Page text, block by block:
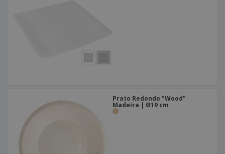
Prato Redondo "Wood"
Madeira | Ø19 cm